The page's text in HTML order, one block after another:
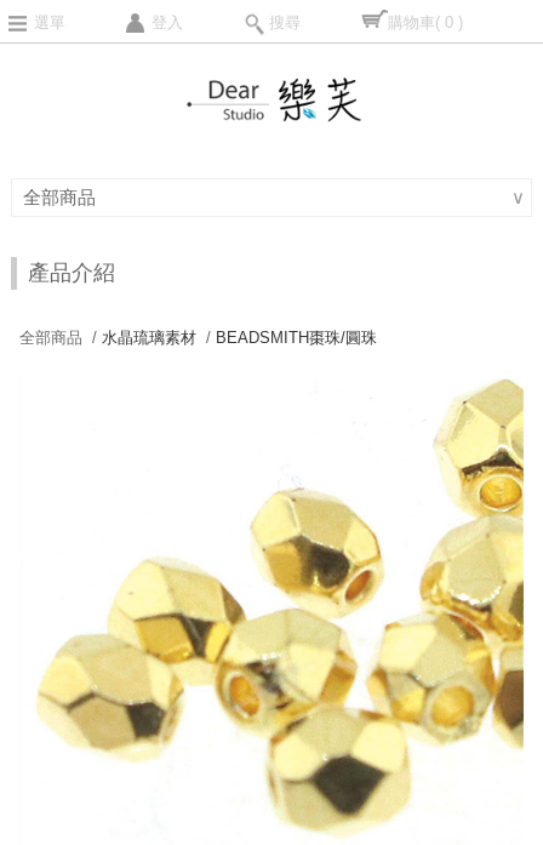
選單 登入 搜尋 購物車( 0 )
全部商品 ∨
產品介紹
全部商品 / 水晶琉璃素材 / BEADSMITH棗珠/圓珠